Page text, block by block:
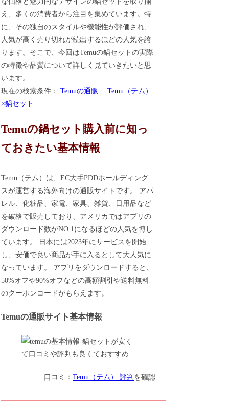
え、多くの消費者から注目を集めています。特
に、その独自のスタイルや機能性が評価され、
人気が高く売り切れが続出するほどの人気を誇
ります。そこで、今回はTemuの鍋セットの実際
の特徴や品質について詳しく見ていきたいと思
います。
現在の検索条件：Temuの通販
Temu（テム）
×鍋セット
Temuの鍋セット購入前に知っ
ておきたい基本情報
Temu（テム）は、EC大手PDDホールディング
スが運営する海外向けの通販サイトです。 アパ
レル、化粧品、家電、家具、雑貨、日用品など
を破格で販売しており、アメリカではアプリの
ダウンロード数がNO.1になるほどの人気を博し
ています。 日本には2023年にサービスを開始
し、安価で良い商品が手に入るとして大人気に
なっています。 アプリをダウンロードすると、
50%オフや90%オフなどの高額割引や送料無料
のクーポンコードがもらえます。
Temuの通販サイト基本情報
口コミ：Temu（テム） 評判 を確認